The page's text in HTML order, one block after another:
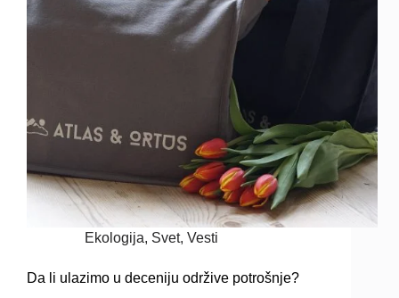
Ekologija, Svet,Vesti
Da li ulazimo u deceniju održive potrošnje?